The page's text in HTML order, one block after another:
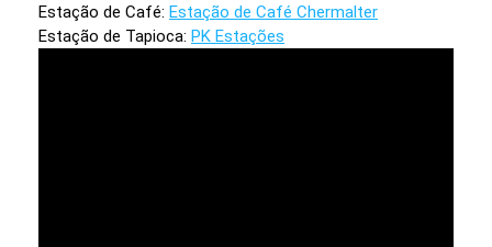
Estação de Café: Estação de Café Chermalter
Estação de Tapioca: PK Estações